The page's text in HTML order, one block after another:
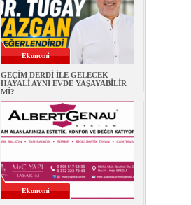
Ekonomi
GEÇİM DERDİ İLE GELECEK
HAYALİ AYNI EVDE YAŞAYABİLİR
Mİ?
Ekonomi